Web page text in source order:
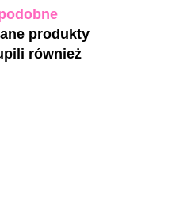
produkty
również